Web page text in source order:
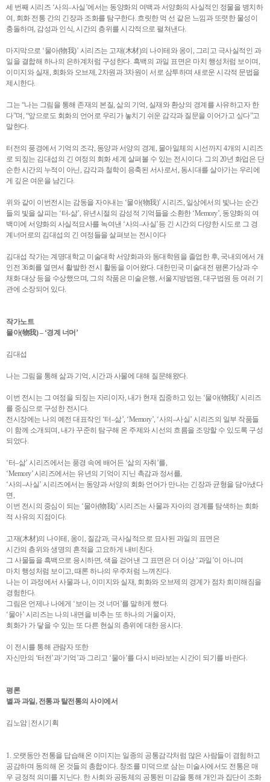
세 번째 시리즈 ‘사의–사실’에서는 동양화의 여백과 서양화의 사실적인 정물을 병치하
여, 회화 전통 간의 긴장과 조화를 탐구한다. 흐릿한 먹 선 같은 느낌과 또렷한 물성이
충돌하며, 감성과 인식, 시간의 층위를 시각적으로 펼쳐낸다.
마지막으로 ‘물아(物我)’ 시리즈는 고재(木材)의 나이테와 옹이, 그리고 극사실적인 과
일을 결합해 하나의 은하계처럼 구성한다. 흑백의 과일 표면은 마치 행성처럼 보이며,
이미지와 실재, 회화와 오브제, 2차원과 3차원이 서로 삼투하며 새로운 시각적 문법을
제시한다.
그는 “나는 그림을 통해 존재의 본질, 삶의 기억, 실재와 환상의 경계를 사유하고자 한
다”며, “앞으로도 회화의 언어로 우리가 놓치기 쉬운 감각과 질문을 이어가고 싶다”고
말한다.
터전의 풍경에서 기억의 조각, 동양과 서양의 경계, 물아일체의 시선까지 4개의 시리즈
로 되짚는 김대섭의 긴 여정의 회화 세계 살펴볼 수 있는 전시이다. 그의 20년 화업은 단
순한 시간의 누적이 아닌, 감각과 철학이 응축된 서사로서, 동시대를 살아가는 우리에
게 깊은 여운을 남긴다.
위와 같이 이번전시는 감동을 자아내는 ‘물아(物我)’ 시리즈, 일상에서의 빛나는 순간
들의 빛을 살피는 ‘터-삶’, 유년시절의 감성적 기억들을 소환한 ‘Memory’, 동양화의 여
백미에 서양화의 사실적묘사를 녹여낸 ‘사의–사실’등 긴 시간의 다양한 시도로 그 경
계너머로의 김대섭의 긴 여정들을 살펴보는 전시이다
김대섭 작가는 계명대학교 미술대학 서양화과와 동대학원을 졸업한 후, 국내외에서 개
인전 36회를 열면서 활발한 전시 활동을 이어왔다. 대한민국 미술대전 평론가상과 수
채화 대상 등을 수상했으며, 그의 작품은 미술은행, 서울지방법원, 대구법원 등 여러 기
관에 소장되어 있다.
작가노트
물아(物我) – ‘경계 너머’
김대섭
나는 그림을 통해 삶과 기억, 시간과 사물에 대해 질문해왔다.
이번 전시는 그 여정을 되짚는 자리이자, 내가 현재 집중하고 있는 ‘물아(物我)’ 시리즈
를 중심으로 구성한 전시다.
전시장에는 나의 예전 대표작인 ‘터–삶’, ‘Memory’, ‘사의–사실’ 시리즈의 일부 작품들
이 함께 소개되며, 내가 꾸준히 탐구해 온 주제와 시선의 흐름을 조망할 수 있도록 구성
되었다.
‘터–삶’ 시리즈에서는 풍경 속에 배어든 ‘삶의 자취’를,
‘Memory’ 시리즈에서는 유년의 기억이 지닌 촉감과 정서를,
‘사의–사실’ 시리즈에서는 동양과 서양의 회화 언어가 만나는 긴장과 균형을 담아냈다
면,
이번 전시의 중심이 되는 ‘물아(物我)’ 시리즈는 사물과 자아의 경계를 탐색하는 회화
적 사유의 지점이다.
고재(木材)의 나이테, 옹이, 질감과, 극사실적으로 묘사된 과일의 표면은
시간의 층위와 생명의 흔적을 고요하게 내비친다.
그 사물들을 흑백으로 응시하면, 색을 걷어낸 그 표면은 더 이상 ‘과일’이 아니며
마치 행성처럼 보이고, 때론 하나의 우주처럼 느껴진다.
나는 이 과정에서 사물과 나, 이미지와 실재, 회화와 오브제의 경계가 점차 희미해짐을
경험한다.
그림은 언제나 나에게 ‘보이는 것 너머’를 말하게 했다.
‘물아’ 시리즈는 나의 내면을 비추는 또 하나의 거울이자,
회화가 가 닿을 수 있는 또 다른 현실의 층위에 대한 응시다.
이 전시를 통해 관람자 또한
자신만의 ‘터전’과‘기억’과 그리고 ‘물아’를 다시 바라보는 시간이 되기를 바란다.
평론
별과 과일, 전통과 탈전통의 사이에서
김노암 | 전시기획
1. 오랫동안 전통을 답습해온 이미지는 일종의 공통감각처럼 많은 사람들이 겸험하고
공감하며 동의해 온 것들의 총합이다. 창조를 미덕으로 삼는 미술사에서도 전통은 매
우 긍정적 의미를 지닌다. 한 사회와 공동체의 공통된 미감을 통해 개인과 집단이 조화